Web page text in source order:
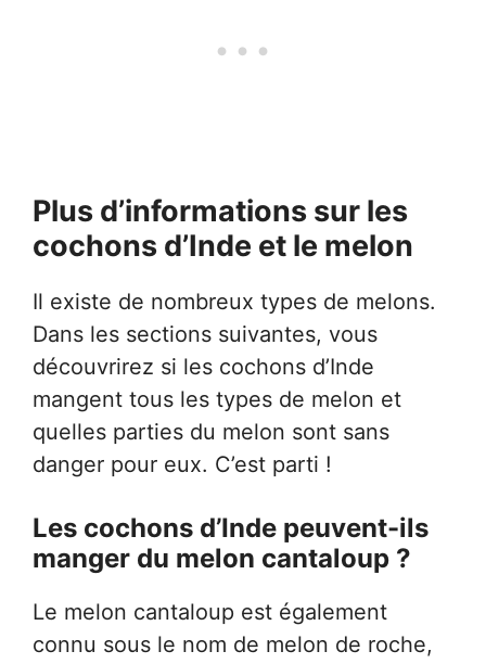
Plus d’informations sur les
cochons d’Inde et le melon
Il existe de nombreux types de melons.
Dans les sections suivantes, vous
découvrirez si les cochons d’Inde
mangent tous les types de melon et
quelles parties du melon sont sans
danger pour eux. C’est parti !
Les cochons d’Inde peuvent-ils
manger du melon cantaloup ?
Le melon cantaloup est également
connu sous le nom de melon de roche,